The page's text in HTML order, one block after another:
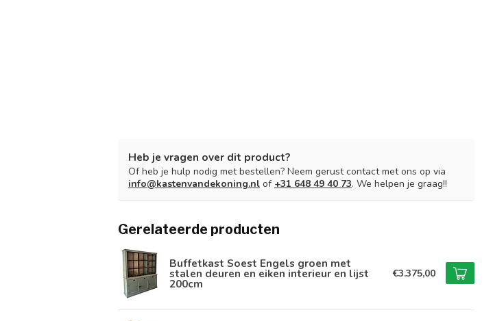
Heb je vragen over dit product?
Of heb je hulp nodig met bestellen? Neem gerust contact met ons op via
info@kastenvandekoning.nl of +31 648 49 40 73. We helpen je graag!!
Gerelateerde producten
Buffetkast Soest Engels groen met
stalen deuren en eiken interieur en lijst
200cm
€3.375,00